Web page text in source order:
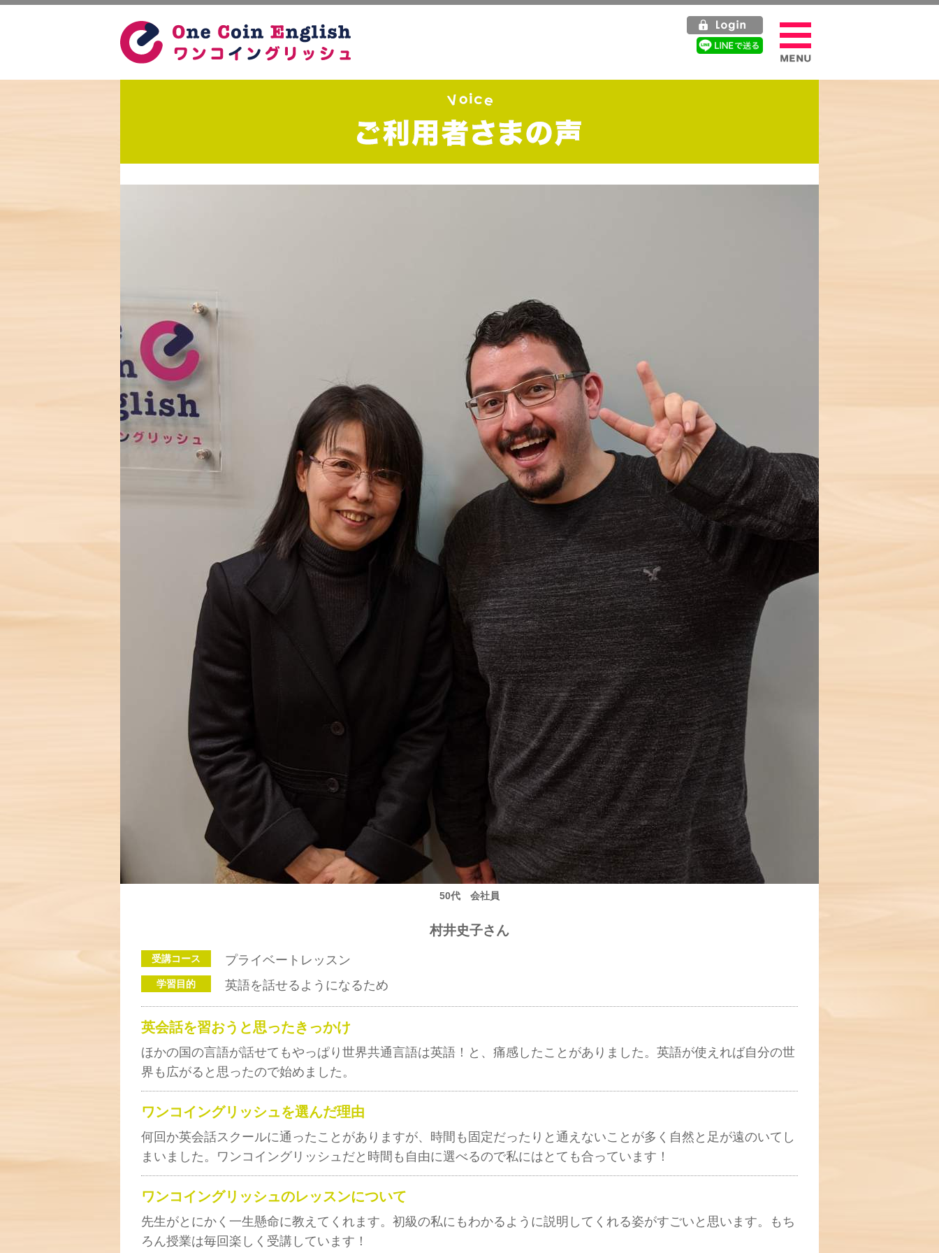
50代 会社員
村井史子さん
受講コース プライベートレッスン
学習目的 英語を話せるようになるため
英会話を習おうと思ったきっかけ
ほかの国の言語が話せてもやっぱり世界共通言語は英語！と、痛感したことがありました。英語が使えれば自分の世
界も広がると思ったので始めました。
ワンコイングリッシュを選んだ理由
何回か英会話スクールに通ったことがありますが、時間も固定だったりと通えないことが多く自然と足が遠のいてし
まいました。ワンコイングリッシュだと時間も自由に選べるので私にはとても合っています！
ワンコイングリッシュのレッスンについて
先生がとにかく一生懸命に教えてくれます。初級の私にもわかるように説明してくれる姿がすごいと思います。もち
ろん授業は毎回楽しく受講しています！